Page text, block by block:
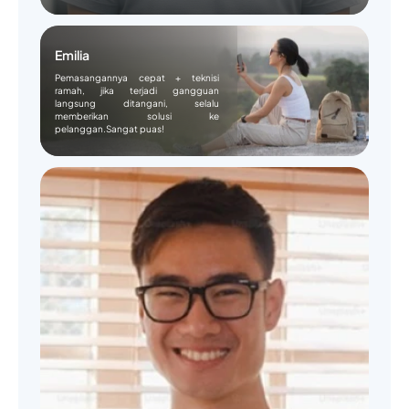
Emilia
Pemasangannya cepat + teknisi
ramah, jika terjadi gangguan
langsung ditangani, selalu
memberikan solusi ke
pelanggan.Sangat puas!